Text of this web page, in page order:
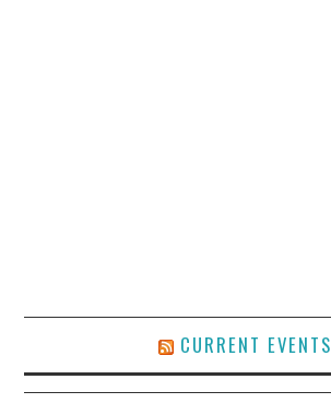
CURRENT EVENTS